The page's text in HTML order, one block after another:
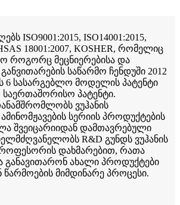
ISO9001:2015, ISO14001:2015,
18001:2007, KOSHER, რომელიც
როგორც მეცნიერებისა და
საწარმო ჩენდუში 2012
6 სასარგებლო მოდელის პატენტი
საერთაშორისო პატენტი.
ვუჰანის
სერიის პროდუქტების
შვეიცარიიდან დამთავრებული
R&D გუნდს ვუჰანის
დახმარებით, რათა
განავითარონ ახალი პროდუქტები
წარმოების მიმდინარე პროცესი.